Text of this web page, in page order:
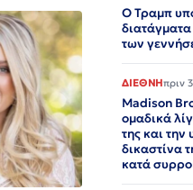
Ο Τραμπ
των
ΔΙΕΘΝΗπριν
Madison
ομαδικά
της και
δικαστίνα
κατά